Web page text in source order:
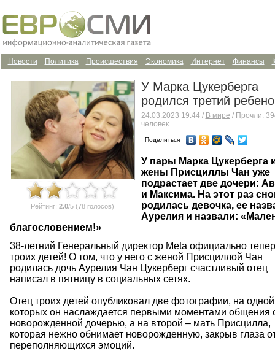
Финансы
Интернет
Экономика
Происшествия
Политика
Новости
Рейтинг: 2.0/5 (78 голосов)
У Марка Цукерберга
родился третий
24.03.2023 19:44 / В мире / Прочли:
человек
Поделиться
У пары Марка Цукерберга
жены Присциллы Чан уже
подрастает две дочери:
и Максима. На этот раз
родилась девочка, ее
Аурелия и назвали:
благословением!»
38-летний Генеральный директор Meta официально
троих детей! О том, что у него с женой Присциллой Чан
родилась дочь Аурелия Чан Цукерберг счастливый отец
написал в пятницу в социальных сетях.
Отец троих детей опубликовал две фотографии, на одной
которых он наслаждается первыми моментами общения
новорожденной дочерью, а на второй – мать Присцилла,
которая нежно обнимает новорожденную, закрыв глаза
переполняющихся эмоций.